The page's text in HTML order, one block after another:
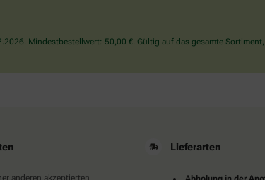
Mindestbestellwert: 50,00 €. Gültig auf das gesamte
anderen akzeptierten
Lieferarten